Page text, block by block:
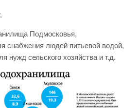
Подмосковья,
снабжения людей питьевой водой,
нужд сельского хозяйства и т.д.